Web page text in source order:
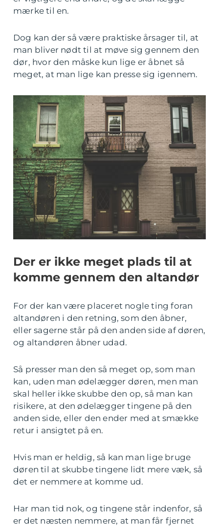
mærke til en.
Dog kan der så være praktiske årsager til, at
man bliver nødt til at møve sig gennem den
dør, hvor den måske kun lige er åbnet så
meget, at man lige kan presse sig igennem.
Der er ikke meget plads til at
komme gennem den altandør
For der kan være placeret nogle ting foran
altandøren i den retning, som den åbner,
eller sagerne står på den anden side af døren,
og altandøren åbner udad.
Så presser man den så meget op, som man
kan, uden man ødelægger døren, men man
skal heller ikke skubbe den op, så man kan
risikere, at den ødelægger tingene på den
anden side, eller den ender med at smække
retur i ansigtet på en.
Hvis man er heldig, så kan man lige bruge
døren til at skubbe tingene lidt mere væk, så
det er nemmere at komme ud.
Har man tid nok, og tingene står indenfor, så
er det næsten nemmere, at man får fjernet